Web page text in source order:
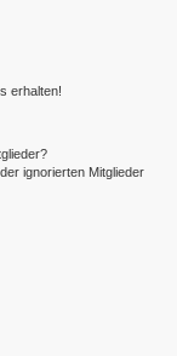
erhalten!
ignorierten Mitglieder